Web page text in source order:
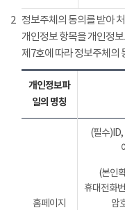
2 정보주체의 동의를 받아
개인정보 항목을 개인정
제7호에 따라 정보주체의
개인정보파
일의 명칭
홈페이지
(필수
(본인
휴대전화
암